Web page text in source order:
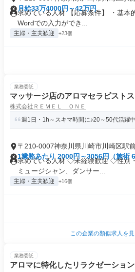
月給33万4000円～42万円
求めている人材 【応募条件】 ・基本
Wordでの入力ができ...
主婦・主夫歓迎 +23個
業務委託
マッサージ店のアロマセラピスト
株式会社ＲＥＭＥＬ ＯＮＥ
週1日・1h～スキマ時間に♪20～50代活躍
〒210-0007神奈川県川崎市川崎区駅
1業務あたり 2000円～3056円（施術
求めている人材 ◇未経験歓迎 ◇性別
ミュージシャン、ダンサー...
主婦・主夫歓迎 +16個
この企業の類似求人を
業務委託
アロマに特化したリラクゼーショ